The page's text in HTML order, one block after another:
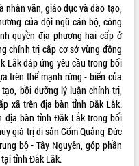
nhân văn, giáo dục và đào tạo,
của đội ngũ cán bộ, công
quyền địa phương hai cấp ở
chính trị cấp cơ sở vùng đồng
Lắk đáp ứng yêu cầu trong bối
trên thế mạnh rừng - biển của
bồi dưỡng lý luận chính trị,
xã trên địa bàn tỉnh Đắk Lắk.
địa bàn tỉnh Đắk Lắk trong bối
giá trị di sản Gốm Quảng Đức
bộ - Tây Nguyên, góp phần
tỉnh Đắk Lắk.